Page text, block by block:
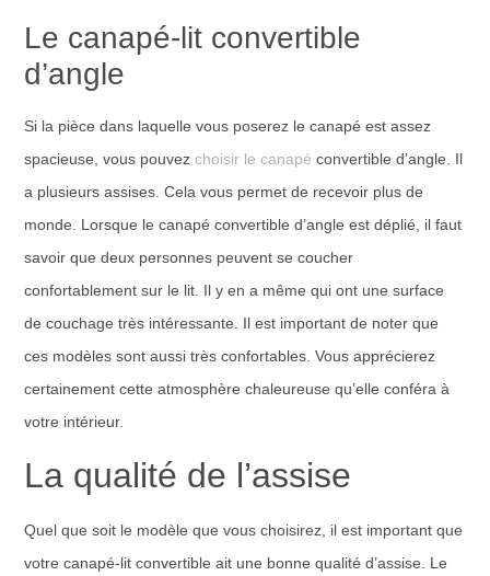
Le canapé-lit convertible
d’angle
Si la pièce dans laquelle vous poserez le canapé est assez
spacieuse, vous pouvezchoisir le canapé convertible d’angle. Il
a plusieurs assises. Cela vous permet de recevoir plus de
monde. Lorsque le canapé convertible d’angle est déplié, il faut
savoir que deux personnes peuvent se coucher
confortablement sur le lit. Il y en a même qui ont une surface
de couchage très intéressante. Il est important de noter que
ces modèles sont aussi très confortables. Vous apprécierez
certainement cette atmosphère chaleureuse qu’elle conféra à
votre intérieur.
La qualité de l’assise
Quel que soit le modèle que vous choisirez, il est important que
votre canapé-lit convertible ait une bonne qualité d’assise. Le